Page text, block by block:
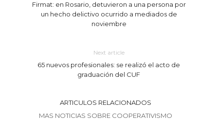
Firmat: en Rosario, detuvieron a una persona por
un hecho delictivo ocurrido a mediados de
noviembre
Next article
65 nuevos profesionales: se realizó el acto de
graduación del CUF
ARTICULOS RELACIONADOS
MAS NOTICIAS SOBRE COOPERATIVISMO